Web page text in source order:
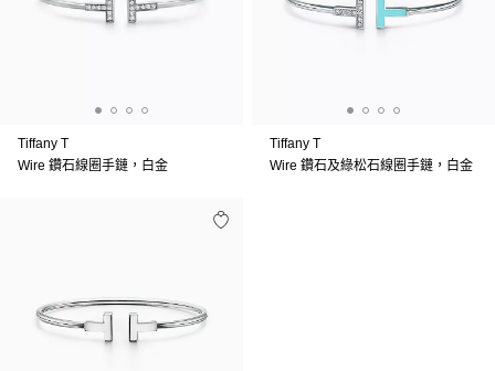
Tiffany T
Wire 鑽石線圈手鏈，白金
Tiffany T
Wire 鑽石及綠松石線圈手鏈，白金